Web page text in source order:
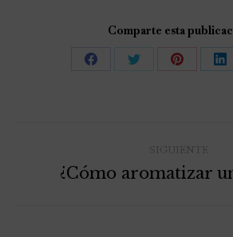
Comparte esta
SIGUIENTE
¿Cómo aromatizar